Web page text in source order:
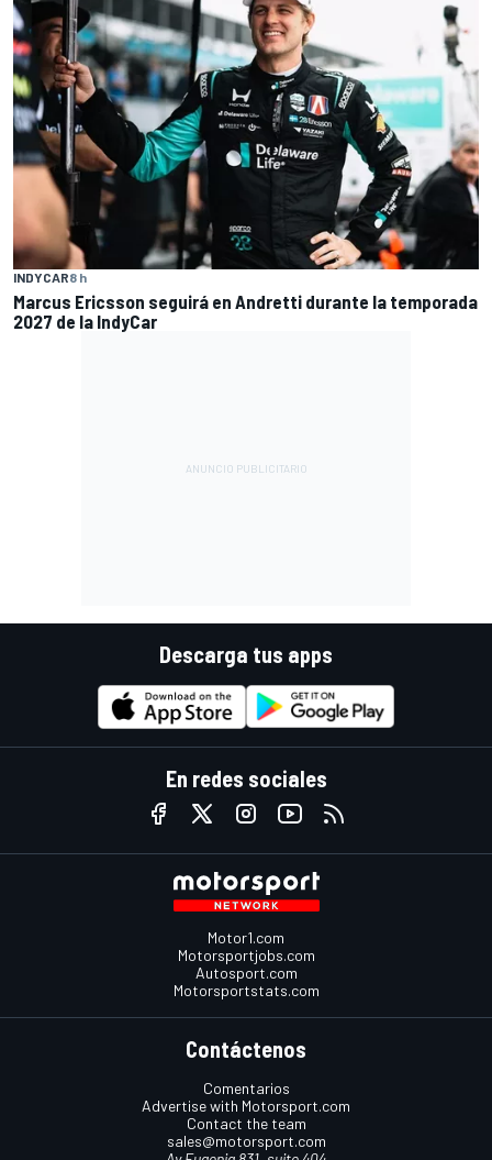
INDYCAR8 h
Marcus Ericsson seguirá en Andretti durante la temporada
2027 de la IndyCar
Descarga tus apps
En redes sociales
Motor1.com
Motorsportjobs.com
Autosport.com
Motorsportstats.com
Contáctenos
Comentarios
Advertise with Motorsport.com
Contact the team
sales@motorsport.com